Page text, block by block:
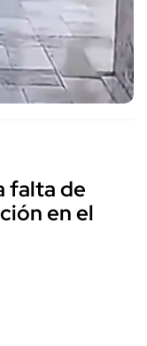
falta de
en el